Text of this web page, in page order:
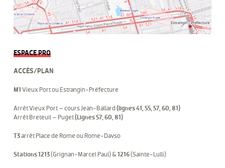
ESPACE PRO
ACCÈS/PLAN
M1 Vieux Port ou Estrangin-Préfecture
Arrêt Vieux Port – cours Jean-Ballard (lignes 41, 55, 57, 60, 81)
Arrêt Breteuil – Puget(Lignes 57, 60, 81)
T3arrêt Place de Rome ou Rome-Davso
Stations 1213(Grignan-Marcel Paul) & 1216(Sainte-Lulli)